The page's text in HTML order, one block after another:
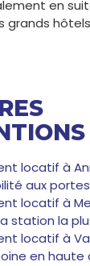
en
grands
locatif à
aux
locatif à
station la
locatif à
en haute